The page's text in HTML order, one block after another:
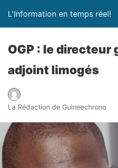
L'Information en temps réel!
OGP : le directeur
adjoint limogés
La Rédaction de Guineechrono